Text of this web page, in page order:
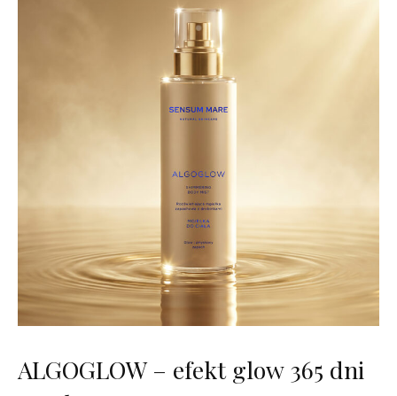
ALGOGLOW – efekt glow 365 dni